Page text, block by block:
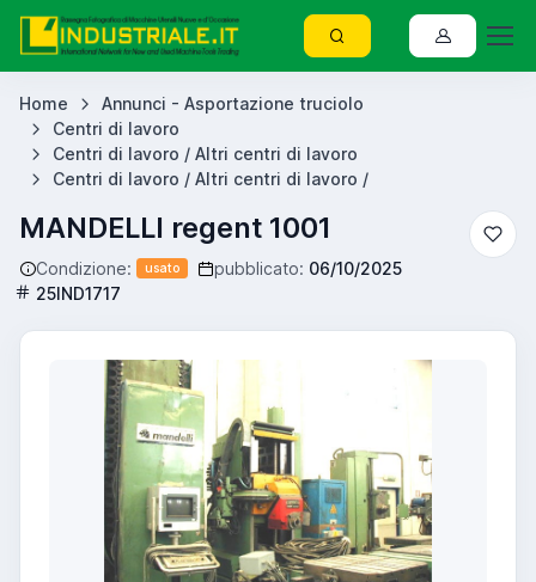
Home
Annunci - Asportazione truciolo
Centri di lavoro
Centri di lavoro / Altri centri di lavoro
Centri di lavoro / Altri centri di lavoro /
MANDELLI regent 1001
Condizione: usato pubblicato: 06/10/2025
25IND1717